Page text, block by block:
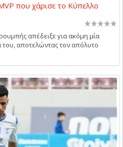
που χάρισε το Κύπελλο
απέδειξε για ακόμη μία
του, αποτελώντας τον απόλυτο